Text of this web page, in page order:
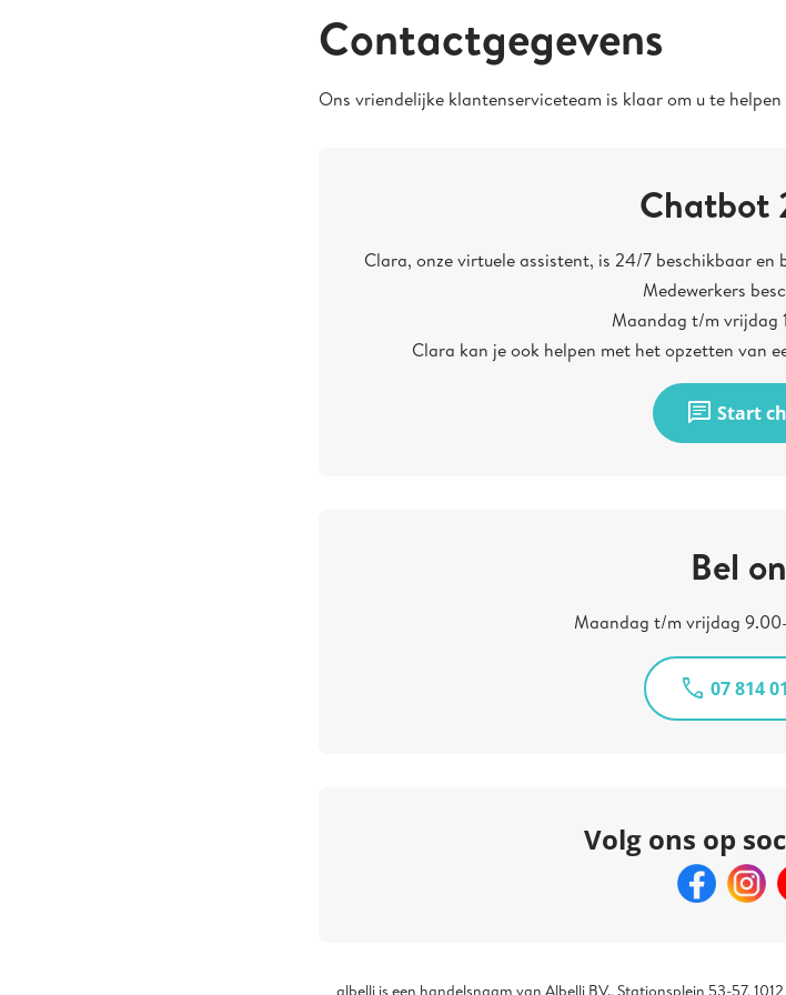
Contactgegevens
Ons vriendelijke klantenserviceteam is klaar om u te
Chatbot
Clara, onze virtuele assistent, is 24/7 beschikbaar
Medewerkers
Maandag t/m vrijdag
Clara kan je ook helpen met het opzetten van
chat Start
Bel
Maandag t/m vrijdag
call 07 814
Volg ons op
albelli is een handelsnaam van Albelli BV., Stationsplein 53-57,